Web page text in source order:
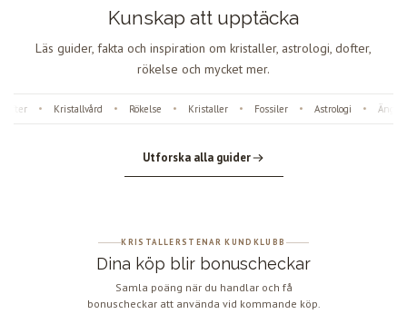
Kunskap att upptäcka
Läs guider, fakta och inspiration om kristaller, astrologi, dofter,
rökelse och mycket mer.
Kristallvård Rökelse Kristaller Fossiler Astrologi
Utforska alla guider
KRISTALLERSTENAR KUNDKLUBB
Dina köp blir bonuscheckar
Samla poäng när du handlar och få
bonuscheckar att använda vid kommande köp.